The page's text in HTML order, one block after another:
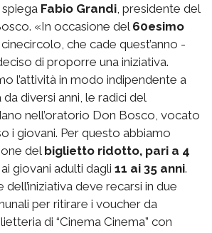
spiega Fabio Grandi , presidente del
«In occasione del 60esimo
che cade quest’anno -
di proporre una iniziativa.
l’attività in modo indipendente a
diversi anni, le radici del
nell’oratorio Don Bosco, vocato
i giovani. Per questo abbiamo
del biglietto ridotto, pari a 4
ai giovani adulti dagli 11 ai 35 anni.
dell’iniziativa deve recarsi in due
per ritirare i voucher da
di “Cinema Cinema” con